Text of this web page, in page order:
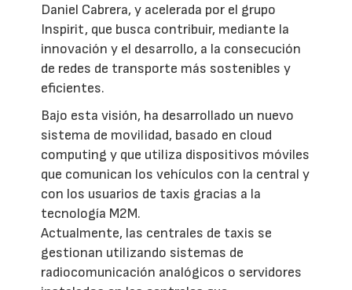
Daniel Cabrera, y acelerada por el grupo
Inspirit, que busca contribuir, mediante la
innovación y el desarrollo, a la consecución
de redes de transporte más sostenibles y
eficientes.
Bajo esta visión, ha desarrollado un nuevo
sistema de movilidad, basado en cloud
computing y que utiliza dispositivos móviles
que comunican los vehículos con la central y
con los usuarios de taxis gracias a la
tecnología M2M.
Actualmente, las centrales de taxis se
gestionan utilizando sistemas de
radiocomunicación analógicos o servidores